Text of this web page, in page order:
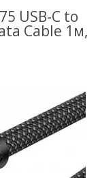
USB-C to
Cable 1м,